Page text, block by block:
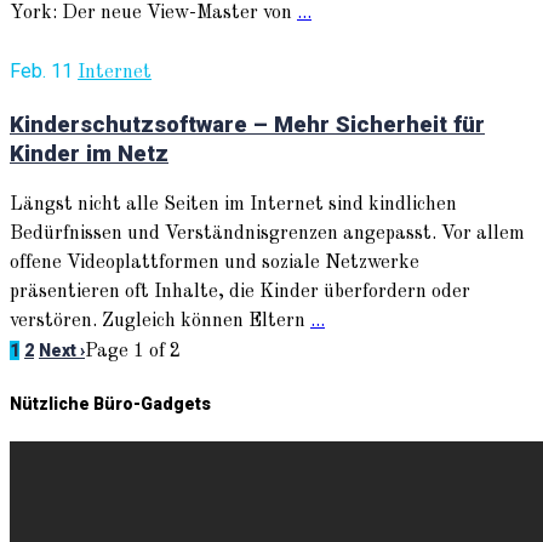
York: Der neue View-Master von ...
Feb. 11 Internet
Kinderschutzsoftware – Mehr Sicherheit für
Kinder im Netz
Längst nicht alle Seiten im Internet sind kindlichen
Bedürfnissen und Verständnisgrenzen angepasst. Vor allem
offene Videoplattformen und soziale Netzwerke
präsentieren oft Inhalte, die Kinder überfordern oder
verstören. Zugleich können Eltern ...
1 2 Next ›Page 1 of 2
Nützliche Büro-Gadgets